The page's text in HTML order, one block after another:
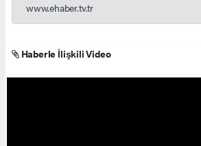
www.ehaber.tv.tr
Haberle İlişkili Video